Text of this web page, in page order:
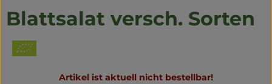
Über uns
Blattsalat versch. Sorten
Artikel ist aktuell nicht bestellbar!